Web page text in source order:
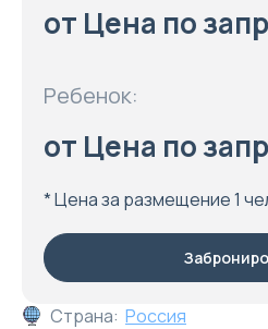
Страна: Россия
от Цена по
Ребенок:
от Цена по
* Цена за размещение 1